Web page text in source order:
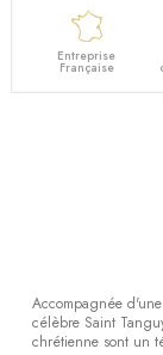
Entreprise
Française
Accompagnée
célèbre Saint
chrétienne sont un